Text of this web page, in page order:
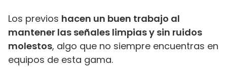
Los previos hacen un buen trabajo al
mantener las señales limpias y sin ruidos
molestos, algo que no siempre encuentras en
equipos de esta gama.